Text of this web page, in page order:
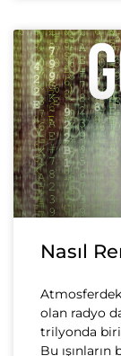
Nasıl
olan radyo
trilyonda
Bu